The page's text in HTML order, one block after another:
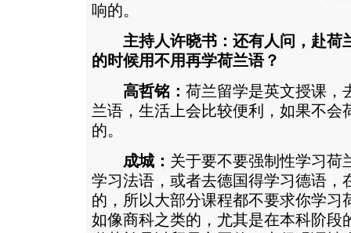
响的。
主持人许晓书：还有人问，赴荷
的时候用不用再学荷兰语？
高哲铭： 荷兰留学是英文授课，
兰语，生活上会比较便利，如果不会
的。
成城： 关于要不要强制性学习荷
学习法语，或者去德国得学习德语，
的，所以大部分课程都不要求你学习
如像商科之类的，尤其是在本科阶段